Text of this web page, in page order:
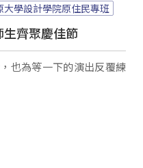
大學設計學院原住民專班
齊聚慶佳節
也為等一下的演出反覆練